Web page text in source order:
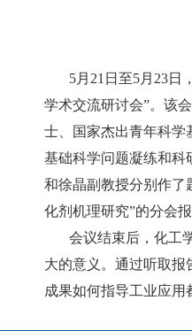
5月 21 日至5月 23日
学术交流研讨会”。该
士、国家杰出青年科学
基础科学问题凝练和科
和徐晶副教授分别作了
化剂机理研究”的分会报
会议结束后，化工
大的意义。通过听取
成果如何指导工业应用